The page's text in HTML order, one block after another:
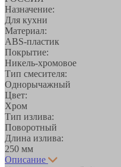
Назначение:
Для кухни
Материал:
ABS-пластик
Покрытие:
Никель-хромовое
Тип смесителя:
Однорычажный
Цвет:
Хром
Тип излива:
Поворотный
Длина излива:
250 мм
Описание